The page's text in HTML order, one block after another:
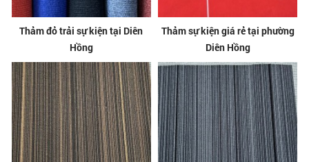
Thảm đỏ trải sự kiện tại Diên
Hồng
Thảm sự kiện giá rẻ tại phường
Diên Hồng